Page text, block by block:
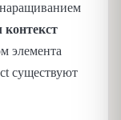
контекст
элемента
существуют